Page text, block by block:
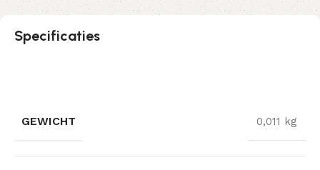
Specificaties
GEWICHT 0,011 kg